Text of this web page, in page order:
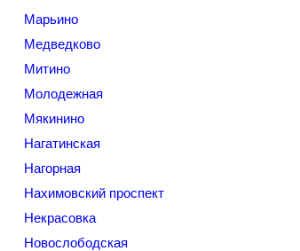
Марьино
Медведково
Митино
Молодежная
Мякинино
Нагатинская
Нагорная
Нахимовский проспект
Некрасовка
Новослободская